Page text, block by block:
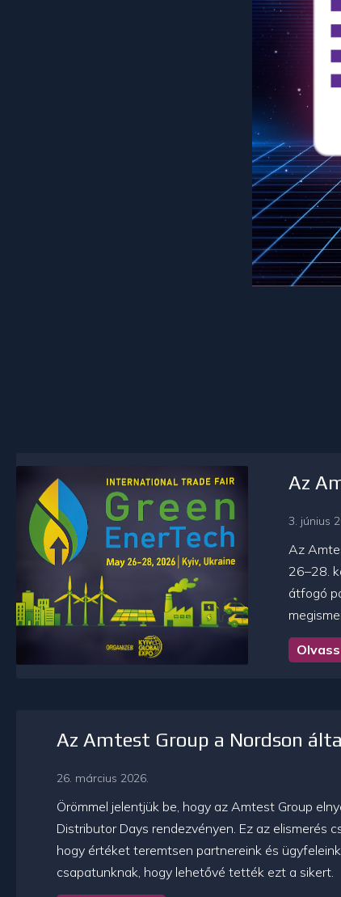
Az
3. június
Az
26–28.
átfogó
Az Amtest Group a Nordson
26. március 2026.
Örömmel jelentjük be, hogy az Amtest Group
Distributor Days rendezvényen. Ez az
hogy értéket teremtsen partnereink és
csapatunknak, hogy lehetővé tették ezt a sikert.